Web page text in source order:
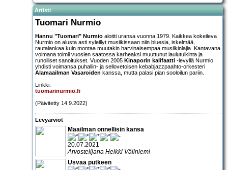
Artisti
Tuomari Nurmio
Hannu "Tuomari" Nurmio aloitti uransa vuonna 1979. Kaikkea kokeileva
Nurmio on alusta asti syleillyt musiikissaan niin bluesia, iskelmää,
rautalankaa kuin montaa muutakin harvinaisempaa musiikinlajia. Kantavana
voimana toimii vuosien saatossa karheaksi muuttunut laulutulkinta ja
runolliset sanoitukset. Vuoden 2005 Kinaporin kalifaatti -levyllä Nurmio
yhdisti voimansa puhallin- ja sellovetoisen kebabjazzpaahto-orkesteri
Alamaailman Vasaroiden kanssa, mutta palasi pian sooloilun pariin.
Linkki:
tuomarinurmio.fi
(Päivitetty 14.9.2022)
Levyarviot
Maailman onnellisin kansa
20.07.2021
Arvostelijana Heikki Väliniemi
Usvaa putkeen